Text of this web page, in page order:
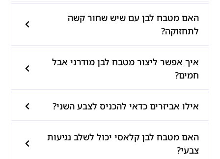
האם מטבח לבן עם שיש שחור קשה
לתחזוקה?
איך אפשר ליצור מטבח לבן מודרני אבל
חמים?
אילו אביזרים כדאי להכניס לצבע השני?
האם מטבח לבן קלאסי יכול לשלב נגיעות
צבעי?